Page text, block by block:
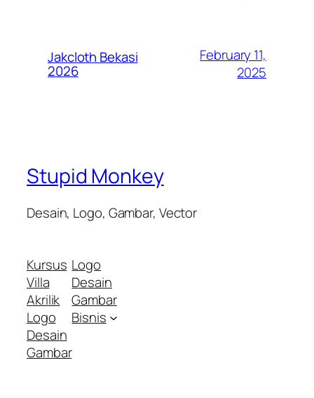
Jakcloth Bekasi
2026
February 11,
2025
Stupid Monkey
Desain, Logo, Gambar, Vector
Kursus
Villa
Akrilik
Logo
Desain
Gambar
Logo
Desain
Gambar
Bisnis